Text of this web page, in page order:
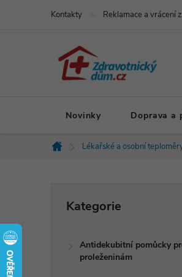
Kontakty Reklamace a vrácení
Novinky Doprava a
Domů
Lékařské a osobní
kategorie
Kategorie
Antidekubitní pomůcky
proleženinám